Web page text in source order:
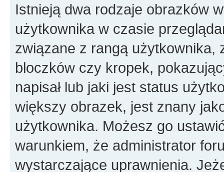
Istnieją dwa rodzaje obrazków
użytkownika w czasie
związane z rangą użytkownika,
bloczków czy kropek,
napisał lub jaki jest status
większy obrazek, jest znany
użytkownika. Możesz go
warunkiem, że administrator
wystarczające uprawnienia.